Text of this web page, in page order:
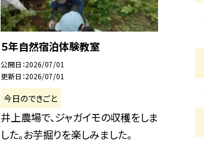
５年自然宿泊体験教室
公開日 2026/07/01
更新日 2026/07/01
今日のできごと
井上農場で、ジャガイモの収穫をしま
した。お芋掘りを楽しみました。